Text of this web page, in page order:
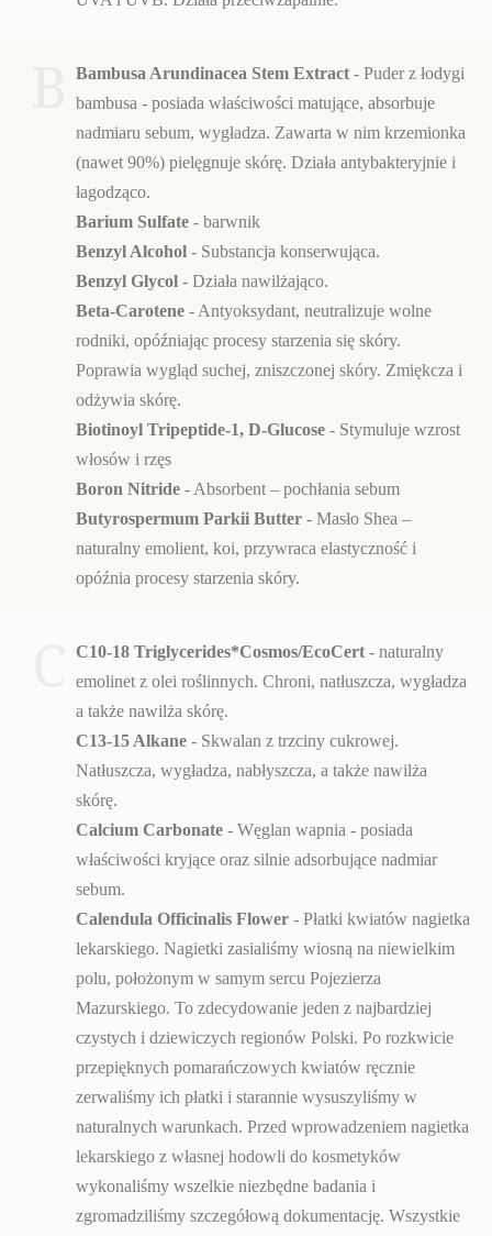
Bambusa Arundinacea Stem Extract - Puder z łodygi
bambusa - posiada właściwości matujące, absorbuje
nadmiaru sebum, wygładza. Zawarta w nim krzemionka
(nawet 90%) pielęgnuje skórę. Działa antybakteryjnie i
łagodząco.
Barium Sulfate - barwnik
Benzyl Alcohol - Substancja konserwująca.
Benzyl Glycol - Działa nawilżająco.
Beta-Carotene - Antyoksydant, neutralizuje wolne
rodniki, opóźniając procesy starzenia się skóry.
Poprawia wygląd suchej, zniszczonej skóry. Zmiękcza i
odżywia skórę.
Biotinoyl Tripeptide-1, D-Glucose - Stymuluje wzrost
włosów i rzęs
Boron Nitride - Absorbent – pochłania sebum
Butyrospermum Parkii Butter - Masło Shea –
naturalny emolient, koi, przywraca elastyczność i
opóźnia procesy starzenia skóry.
C10-18 Triglycerides*Cosmos/EcoCert - naturalny
emolinet z olei roślinnych. Chroni, natłuszcza, wygładza
a także nawilża skórę.
C13-15 Alkane - Skwalan z trzciny cukrowej.
Natłuszcza, wygładza, nabłyszcza, a także nawilża
skórę.
Calcium Carbonate - Węglan wapnia - posiada
właściwości kryjące oraz silnie adsorbujące nadmiar
sebum.
Calendula Officinalis Flower - Płatki kwiatów nagietka
lekarskiego. Nagietki zasialiśmy wiosną na niewielkim
polu, położonym w samym sercu Pojezierza
Mazurskiego. To zdecydowanie jeden z najbardziej
czystych i dziewiczych regionów Polski. Po rozkwicie
przepięknych pomarańczowych kwiatów ręcznie
zerwaliśmy ich płatki i starannie wysuszyliśmy w
naturalnych warunkach. Przed wprowadzeniem nagietka
lekarskiego z własnej hodowli do kosmetyków
wykonaliśmy wszelkie niezbędne badania i
zgromadziliśmy szczegółową dokumentację. Wszystkie